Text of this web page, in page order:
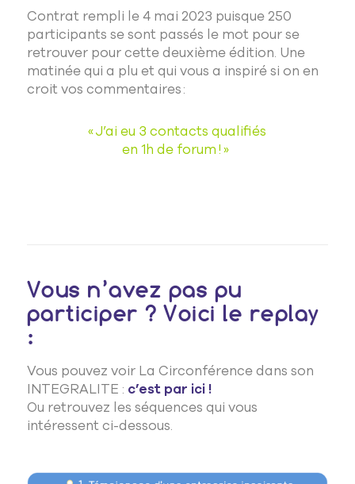
Contrat rempli le 4 mai 2023 puisque 250
participants se sont passés le mot pour se
retrouver pour cette deuxième édition. Une
matinée qui a plu et qui vous a inspiré si on en
croit vos commentaires :
« Bravo ! Toutes les initiatives
sont précieuses. Au plaisir de
« J’ai eu 3 contacts qualifiés
en 1h de forum ! »
Vous n’avez pas pu
participer ? Voici le replay
Vous pouvez voir La Circonférence dans son
INTEGRALITE :c’est par ici !
Ou retrouvez les séquences qui vous